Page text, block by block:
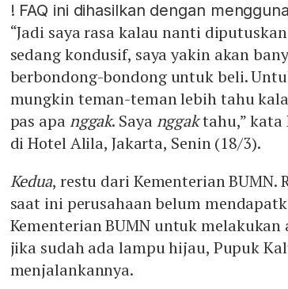
! FAQ ini dihasilkan dengan
“Jadi saya rasa kalau nanti
sedang kondusif, saya yakin akan
berbondong-bondong untuk beli.
mungkin teman-teman lebih tahu
pas apanggak. Sayanggaktahu,” kata
di Hotel Alila, Jakarta, Senin (18/3).
Kedua, restu dari Kementerian BUMN.
saat ini perusahaan belum
Kementerian BUMN untuk
jika sudah ada lampu hijau, Pupuk
menjalankannya.